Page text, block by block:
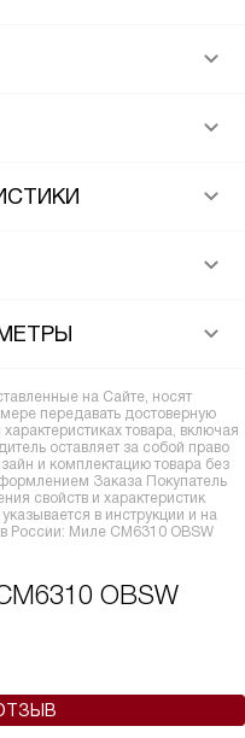
на Сайте, носят
передавать достоверную
товара, включая
оставляет за собой право
и комплектацию товара без
Заказа Покупатель
свойств и характеристик
в инструкции и на
России: Миле CM6310 OBSW
OBSW